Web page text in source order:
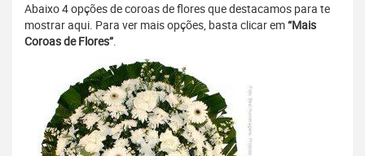
Abaixo 4 opções de coroas de flores que destacamos para te
mostrar aqui. Para ver mais opções, basta clicar em“Mais
Coroas de Flores”.